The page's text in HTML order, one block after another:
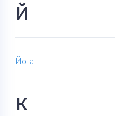
Й
Йога
К